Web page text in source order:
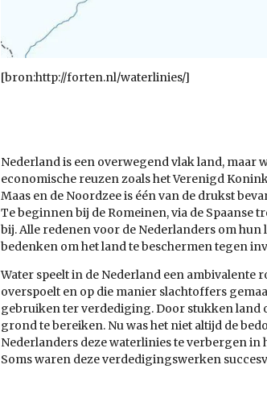
[bron:http://forten.nl/waterlinies/]
Nederland is een overwegend vlak land, maar
economische reuzen zoals het Verenigd
Maas en de Noordzee is één van de drukst
Te beginnen bij de Romeinen, via de Spaanse
bij. Alle redenen voor de Nederlanders om
bedenken om het land te beschermen tegen
Water speelt in de Nederland een ambivalente
overspoelt en op die manier slachtoffers
gebruiken ter verdediging. Door stukken land
grond te bereiken. Nu was het niet altijd de
Nederlanders deze waterlinies te verbergen in
Soms waren deze verdedigingswerken